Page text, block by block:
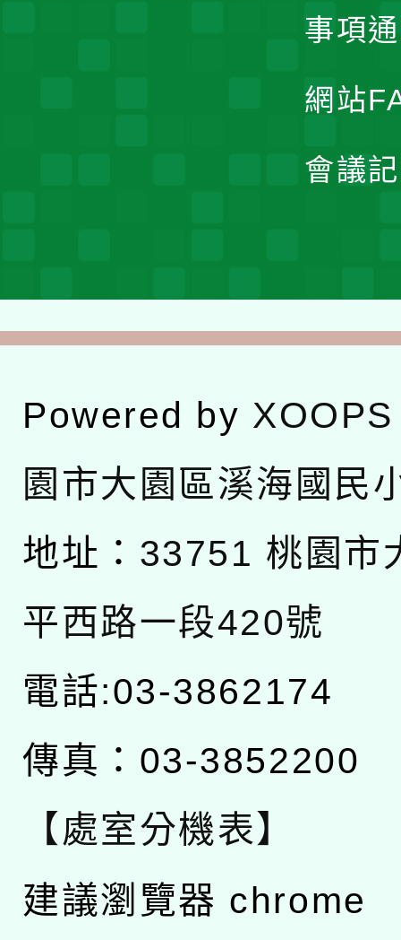
事項
網站
會議
Powered by XOOPS
園市大園區溪海國民
地址： 33751 桃園市
平西路一段420號
電話:03-3862174
傳真：03-3852200
【處室分機表】
建議瀏覽器 chrome